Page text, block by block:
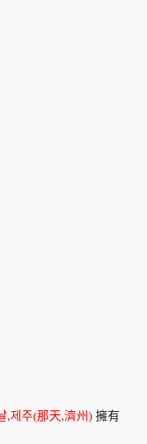
,제주(那天,濟州) 擁有